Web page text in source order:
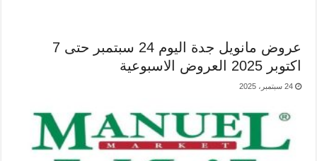
عروض مانويل جدة اليوم 24 سبتمبر حتى 7
اكتوبر 2025 العروض الاسبوعية
24 سبتمبر، 2025